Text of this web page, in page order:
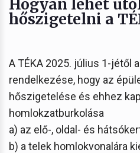
Hogyan lehet
hőszigetelni a
A TÉKA 2025. július 1-jétől
rendelkezése, hogy az
hőszigetelése és ehhez
homlokzatburkolása
a) az elő-, oldal- és
b) a telek homlokvonalára